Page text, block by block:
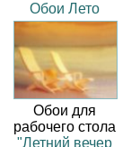
Обои Лето
Обои для
рабочего стола
"Летний вечер